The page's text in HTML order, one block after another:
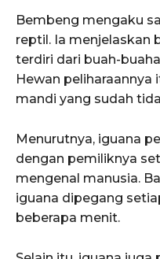
Bembeng mengaku
reptil. Ia menjelaskan
terdiri dari buah-
Hewan
mandi yang sudah
Menurutnya, iguana
dengan pemiliknya
mengenal manusia.
iguana dipegang
beberapa menit.